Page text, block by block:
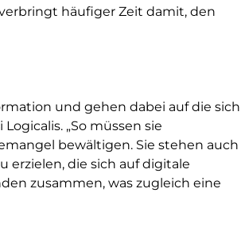
häufiger Zeit damit, den
und gehen dabei auf die sich
„So müssen sie
bewältigen. Sie stehen auch
erzielen, die sich auf digitale
zusammen, was zugleich eine